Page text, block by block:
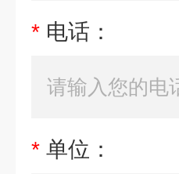
* 电话：
* 单位：